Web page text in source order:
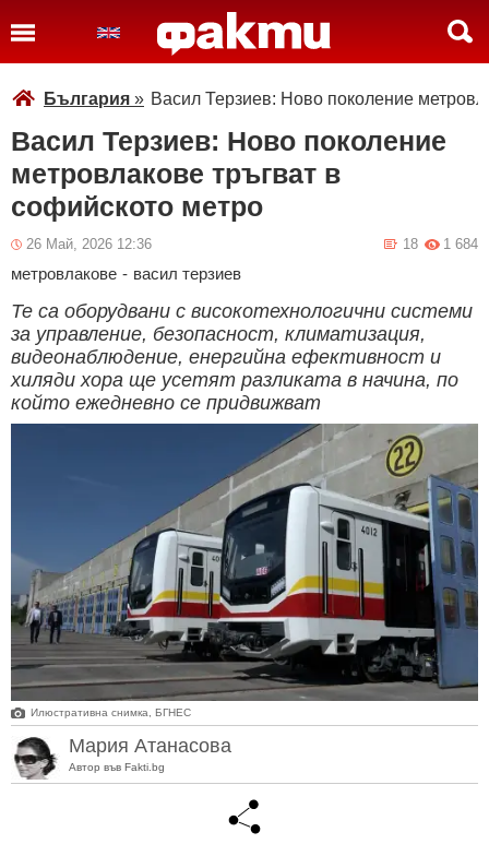
България » Васил Терзиев: Ново поколение
Васил Терзиев: Ново поколение
метровлакове тръгват в
софийското метро
26 Май, 2026 12:36 1 684
18
метровлакове - васил терзиев
Те са оборудвани с високотехнологични системи
за управление, безопасност, климатизация,
видеонаблюдение, енергийна ефективност и
хиляди хора ще усетят разликата в начина, по
който ежедневно се придвижват
Илюстративна снимка, БГНЕС
Мария Атанасова
Автор във Fakti.bg